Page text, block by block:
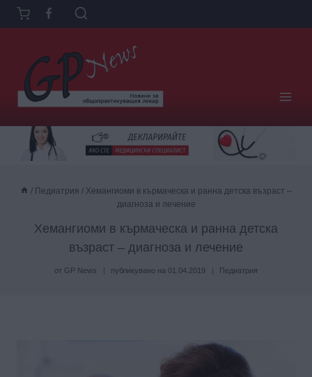
Към
съдържанието
/ Педиатрия / Хемангиоми в кърмаческа и ранна детска възраст –
диагноза и лечение
Хемангиоми в кърмаческа и ранна детска
възраст – диагноза и лечение
от GP News публикувано на 01.04.2019 Педиатрия